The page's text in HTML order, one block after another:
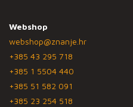
Webshop
webshop@znanje.hr
+385 43 295 718
+385 1 5504 440
+385 51 582 091
+385 23 254 518